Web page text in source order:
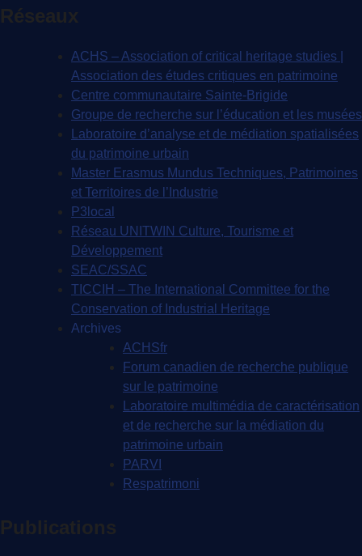
Réseaux
ACHS – Association of critical heritage studies |
Association des études critiques en patrimoine
Centre communautaire Sainte-Brigide
Groupe de recherche sur l’éducation et les musées
Laboratoire d’analyse et de médiation spatialisées
du patrimoine urbain
Master Erasmus Mundus Techniques, Patrimoines
et Territoires de l’Industrie
P3local
Réseau UNITWIN Culture, Tourisme et
Développement
SEAC/SSAC
TICCIH – The International Committee for the
Conservation of Industrial Heritage
Archives
ACHSfr
Forum canadien de recherche publique
sur le patrimoine
Laboratoire multimédia de caractérisation
et de recherche sur la médiation du
patrimoine urbain
PARVI
Respatrimoni
Publications